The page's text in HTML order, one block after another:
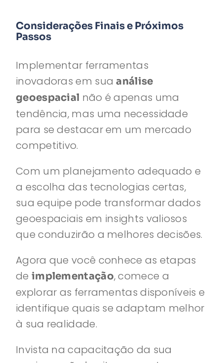
Considerações Finais e Próximos
Passos
Implementar ferramentas
inovadoras em suaanálise
geoespacial não é apenas uma
tendência, mas uma necessidade
para se destacar em um mercado
competitivo.
Com um planejamento adequado e
a escolha das tecnologias certas,
sua equipe pode transformar dados
geoespaciais em insights valiosos
que conduzirão a melhores decisões.
Agora que você conhece as etapas
de implementação, comece a
explorar as ferramentas disponíveis e
identifique quais se adaptam melhor
à sua realidade.
Invista na capacitação da sua